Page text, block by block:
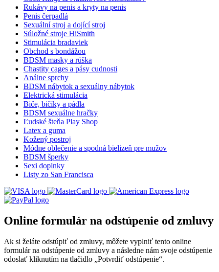
Rukávy na penis a kryty na penis
Penis čerpadlá
Sexuální stroj a dojící stroj
Súložné stroje HiSmith
Stimulácia bradaviek
Obchod s bondážou
BDSM masky a rúška
Chastity cages a pásy cudnosti
Análne sprchy
BDSM nábytok a sexuálny nábytok
Elektrická stimulácia
Biče, bičíky a pádla
BDSM sexuálne hračky
Ľudské šteňa Play Shop
Latex a guma
Kožený postroj
Módne oblečenie a spodná bielizeň pre mužov
BDSM šperky
Sexi doplnky
Listy zo San Francisca
Online formulár na odstúpenie od zmluvy
Ak si želáte odstúpiť od zmluvy, môžete vyplniť tento online
formulár na odstúpenie od zmluvy a následne nám svoje odstúpenie
odoslať kliknutím na tlačidlo „Potvrdiť odstúpenie“.